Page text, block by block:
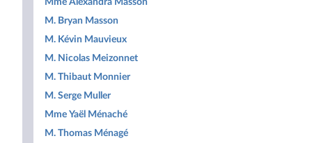
M. Bryan Masson
M. Kévin Mauvieux
M. Nicolas Meizonnet
M. Thibaut Monnier
M. Serge Muller
Mme Yaël Ménaché
M. Thomas Ménagé